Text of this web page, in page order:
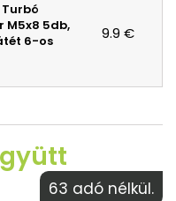
Turbó
M5x8 5db,
6-os
9.9 €
63 adó nélkül.